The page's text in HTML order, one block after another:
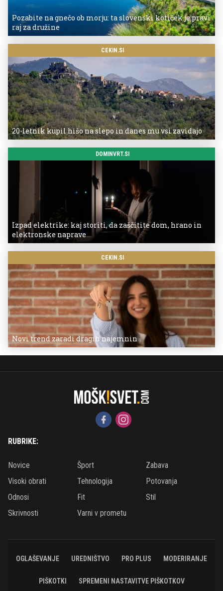
Pozabite na gnečo ob morju: ta slovenski kotiček je pravi
raj za družine
CEKIN.SI
20-letnik kupil hišo na slepo in danes mu vsi zavidajo
DOMINVRT.SI
Izpad elektrike: kaj storiti, da zaščitite dom, hrano in
elektronske naprave
CEKIN.SI
Novi trend zaradi dragih najemnin
RUBRIKE:
Novice Šport
Zabava
Visoki obrati
Tehnologija
Potovanja
Odnosi
Fit
Stil
Skrivnosti
Varni v prometu
OGLAŠEVANJE UREDNIŠTVO PRO PLUS MODERIRANJE
PIŠKOTKI SPREMENI NASTAVITVE PIŠKOTKOV